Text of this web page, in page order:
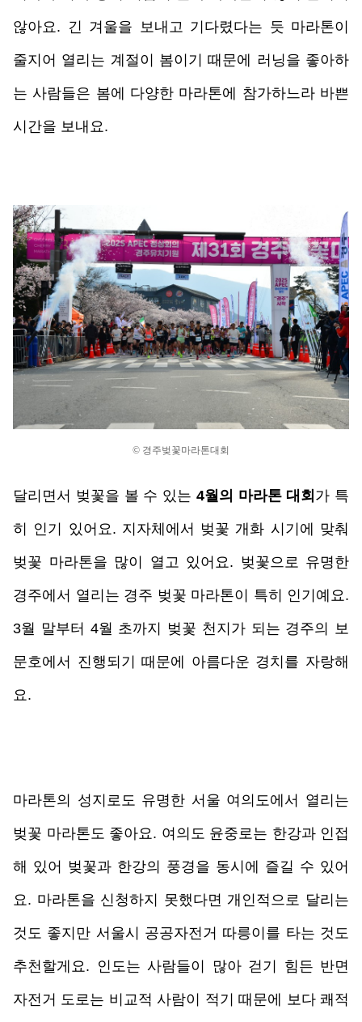
않아요. 긴 겨울을 보내고 기다렸다는 듯 마라톤이
줄지어 열리는 계절이 봄이기 때문에 러닝을 좋아하
는 사람들은 봄에 다양한 마라톤에 참가하느라 바쁜
시간을 보내요.
© 경주벚꽃마라톤대회
달리면서 벚꽃을 볼 수 있는 4월의 마라톤 대회 가 특
히 인기 있어요. 지자체에서 벚꽃 개화 시기에 맞춰
벚꽃 마라톤을 많이 열고 있어요. 벚꽃으로 유명한
경주에서 열리는 경주 벚꽃 마라톤이 특히 인기예요.
3월 말부터 4월 초까지 벚꽃 천지가 되는 경주의 보
문호에서 진행되기 때문에 아름다운 경치를 자랑해
요.
마라톤의 성지로도 유명한 서울 여의도에서 열리는
벚꽃 마라톤도 좋아요. 여의도 윤중로는 한강과 인접
해 있어 벚꽃과 한강의 풍경을 동시에 즐길 수 있어
요. 마라톤을 신청하지 못했다면 개인적으로 달리는
것도 좋지만 서울시 공공자전거 따릉이를 타는 것도
추천할게요. 인도는 사람들이 많아 걷기 힘든 반면
자전거 도로는 비교적 사람이 적기 때문에 보다 쾌적